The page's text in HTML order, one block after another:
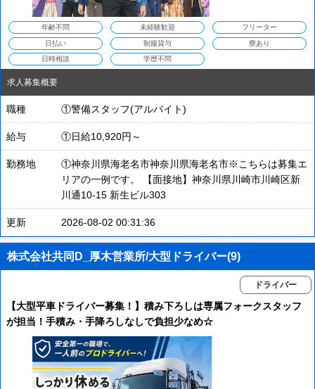
年齢不問 未経験歓迎 フリーター
日払い 制服貸与 寮あり
日時相談 学歴不問
求人募集概要
職種 ①警備スタッフ(アルバイト)
給与 ①日給10,920円～
勤務地
①神奈川県海老名市神奈川県海老名市※こちらは募集エ
リアの一例です。 【面接地】神奈川県川崎市川崎区新
川通10-15 新生ビル303
更新 2026-08-02 00:31:36
株式会社共同D_厚木営業所/大型ドライバー(9)
ドライバー
【大型平車ドライバー募集！】積み下ろしは専属フォークスタッフ
が担当！手積み・手降ろしなしで負担少なめ☆